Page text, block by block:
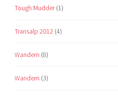
Tough Mudder(1)
Transalp 2012 (4)
Wandern (8)
Wandern (3)